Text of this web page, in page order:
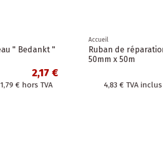
50 x Sac en papier kraft lisse
couleur à poignées torsadées 2
tailles : 25 pcs x...
15,73 €